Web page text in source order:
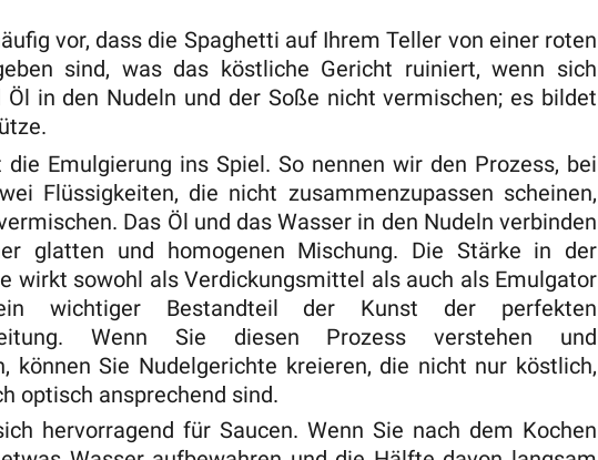
vor, dass die Spaghetti auf Ihrem Teller von einer roten
sind, was das köstliche Gericht ruiniert, wenn sich
Öl in den Nudeln und der Soße nicht vermischen; es bildet
Emulgierung ins Spiel. So nennen wir den Prozess, bei
Flüssigkeiten, die nicht zusammenzupassen scheinen,
Das Öl und das Wasser in den Nudeln verbinden
glatten und homogenen Mischung. Die Stärke in der
wirkt sowohl als Verdickungsmittel als auch als Emulgator
wichtiger Bestandteil der Kunst der perfekten
Wenn Sie diesen Prozess verstehen und
können Sie Nudelgerichte kreieren, die nicht nur köstlich,
optisch ansprechend sind.
hervorragend für Saucen. Wenn Sie nach dem Kochen